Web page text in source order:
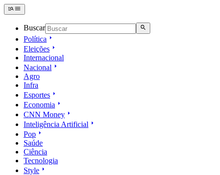
Buscar
Política
Eleições
Internacional
Nacional
Agro
Infra
Esportes
Economia
CNN Money
Inteligência Artificial
Pop
Saúde
Ciência
Tecnologia
Style